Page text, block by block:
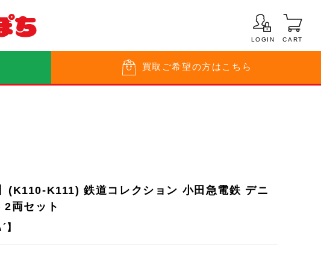
LOGIN CART
買取 ご希望の方はこちら
(K110-K111) 鉄道コレクション 小田急電鉄 デニ
2両セット
】